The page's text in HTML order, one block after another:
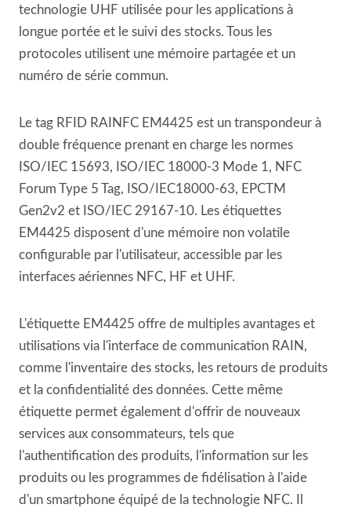
technologie UHF utilisée pour les applications à
longue portée et le suivi des stocks. Tous les
protocoles utilisent une mémoire partagée et un
numéro de série commun.
Le tag RFID RAINFC EM4425 est un transpondeur à
double fréquence prenant en charge les normes
ISO/IEC 15693, ISO/IEC 18000-3 Mode 1, NFC
Forum Type 5 Tag, ISO/IEC18000-63, EPCTM
Gen2v2 et ISO/IEC 29167-10. Les étiquettes
EM4425 disposent d'une mémoire non volatile
configurable par l'utilisateur, accessible par les
interfaces aériennes NFC, HF et UHF.
L'étiquette EM4425 offre de multiples avantages et
utilisations via l'interface de communication RAIN,
comme l'inventaire des stocks, les retours de produits
et la confidentialité des données. Cette même
étiquette permet également d'offrir de nouveaux
services aux consommateurs, tels que
l'authentification des produits, l'information sur les
produits ou les programmes de fidélisation à l'aide
d'un smartphone équipé de la technologie NFC. Il